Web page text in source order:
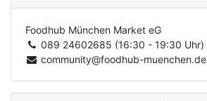
Foodhub München Market eG
089 24602685 (16:30 - 19:30 Uhr)
community@foodhub-muenchen.de